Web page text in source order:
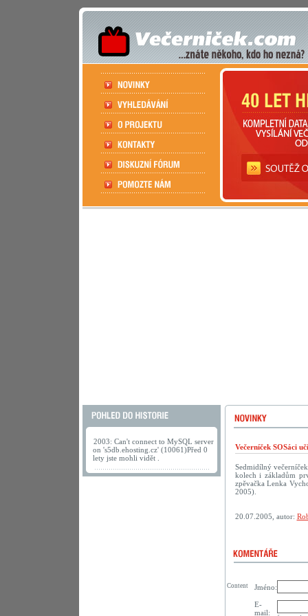
2003: Can't connect to MySQL server
on 's5db.ehosting.cz' (10061)Před 0
lety jste mohli vidět .
Večerníček SOSáci
Sedmidílný
kolech i základům
zpěvačka Lenka
2005).
20.07.2005, autor:
Jméno:
E-
mail:
Content